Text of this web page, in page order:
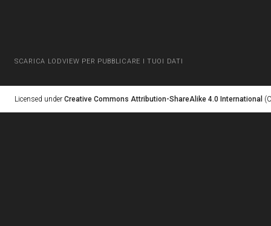
SCARICA LODVIEW PER PUBBLICARE I TUOI DATI
Licensed under Creative Commons Attribution-ShareAlike 4.0 International